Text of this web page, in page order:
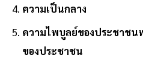
ความเป็นกลาง
ความไพบูลย์ของประชาชน
ของประชาชน